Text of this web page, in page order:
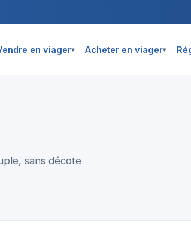
en viager▾ Acheter en viager▾
sans décote